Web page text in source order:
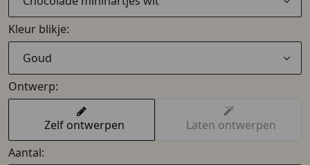
Kleur blikje:
Goud
Ontwerp:
Zelf ontwerpen
Laten ontwerpen
Aantal: